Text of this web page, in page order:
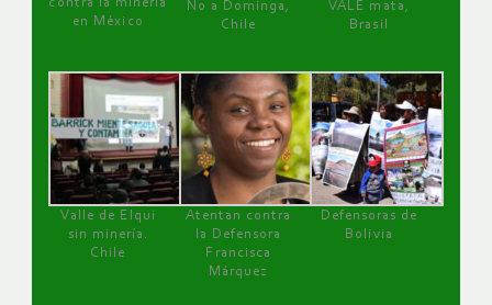
en México
No a Dominga,
Chile
VALE mata,
Brasil
Valle de Elqui
sin minería.
Chile
Atentan contra
la Defensora
Francisca
Márquez
Defensoras de
Bolivia